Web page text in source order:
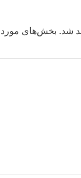
شد. بخش‌های